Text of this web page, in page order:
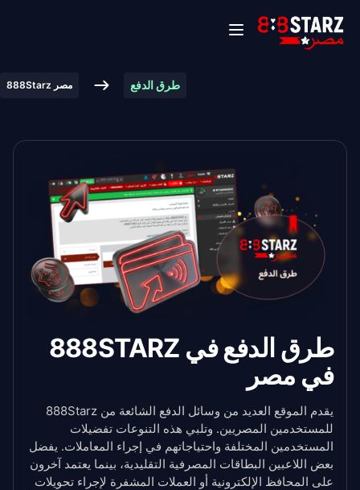
888Starz مصر طرق الدفع
طرق الدفع في 888STARZ
في مصر
يقدم الموقع العديد من وسائل الدفع الشائعة من 888Starz
للمستخدمين المصريين. وتلبي هذه التنوعات تفضيلات
المستخدمين المختلفة واحتياجاتهم في إجراء المعاملات. يفضل
بعض اللاعبين البطاقات المصرفية التقليدية، بينما يعتمد آخرون
على المحافظ الإلكترونية أو العملات المشفرة لإجراء تحويلات